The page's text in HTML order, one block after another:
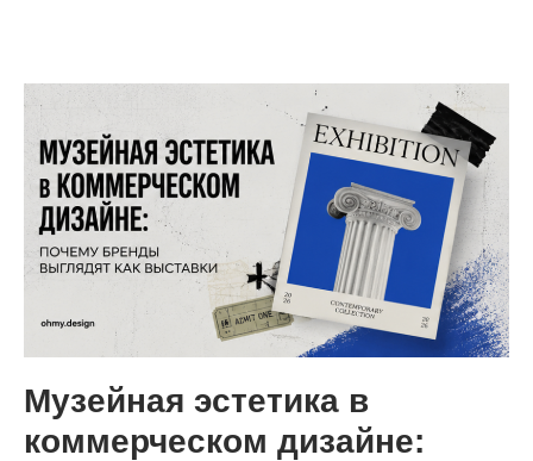
Музейная эстетика в
коммерческом дизайне: